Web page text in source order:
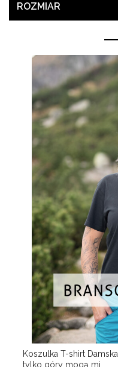
Koszulka T-shirt Damska
tylko góry mogą mi
ROZMIAR